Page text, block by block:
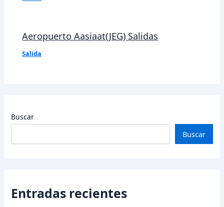
Aeropuerto Aasiaat(JEG) Salidas
Salida
Buscar
Buscar
Entradas recientes